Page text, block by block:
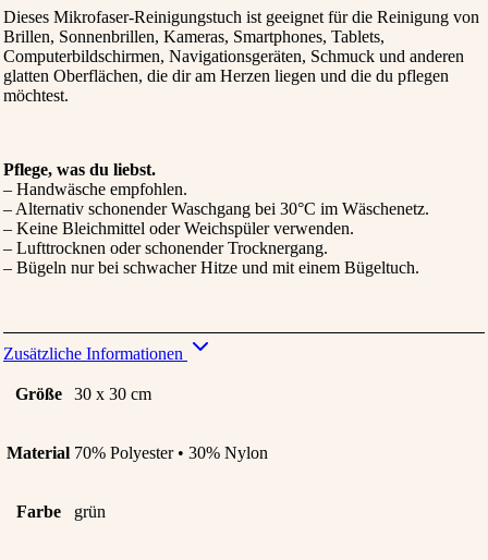
Dieses Mikrofaser-Reinigungstuch ist geeignet für die Reinigung von
Brillen, Sonnenbrillen, Kameras, Smartphones, Tablets,
Computerbildschirmen, Navigationsgeräten, Schmuck und anderen
glatten Oberflächen, die dir am Herzen liegen und die du pflegen
möchtest.
Pflege, was du liebst.
– Handwäsche empfohlen.
– Alternativ schonender Waschgang bei 30°C im Wäschenetz.
– Keine Bleichmittel oder Weichspüler verwenden.
– Lufttrocknen oder schonender Trocknergang.
– Bügeln nur bei schwacher Hitze und mit einem Bügeltuch.
Zusätzliche Informationen
Größe 30 x 30 cm
Material 70% Polyester • 30% Nylon
Farbe grün